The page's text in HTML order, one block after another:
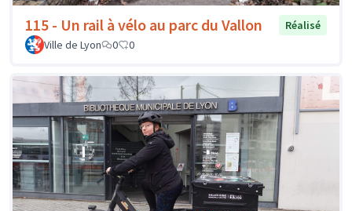
115 - Un rail à vélo au parc du Vallon
Réalisé
Ville de Lyon
0 0